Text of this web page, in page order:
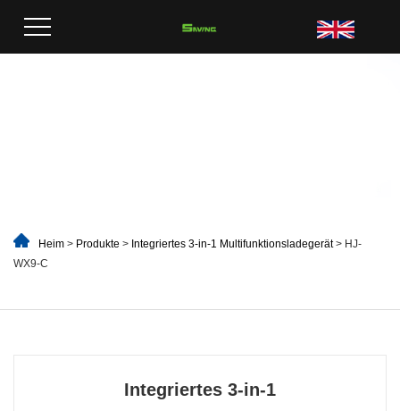
Heim > Produkte > Integriertes 3-in-1 Multifunktionsladegerät> HJ-
WX9-C
Integriertes 3-in-1